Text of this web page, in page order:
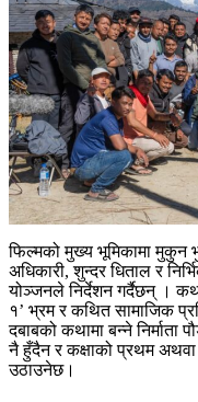
फिल्मको मुख्य भूमिकामा मुकुन
अधिकारी, शुन्दर धिताल र
योञ्जनले निर्देशन गर्दैछन् ।
१’ भ्रम र कथित सामाजिक
दबाबको कथामा बन्ने
नै हुँदैन र कक्षाको प्रथम अथवा
उठाउनेछ।